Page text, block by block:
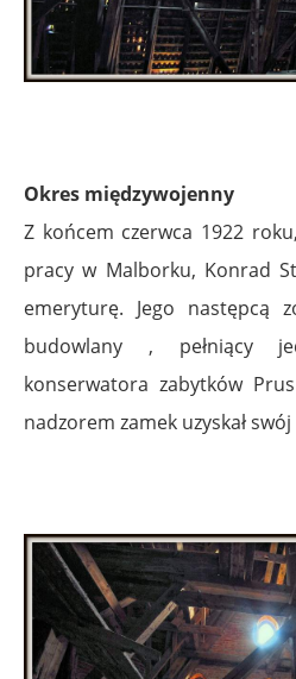
Okres międzywojenny
Z końcem czerwca 1922
pracy w Malborku, Konrad
emeryturę. Jego następcą
budowlany , pełniący
konserwatora zabytków
nadzorem zamek uzyskał